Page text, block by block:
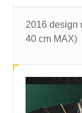
2016 design
40 cm MAX)